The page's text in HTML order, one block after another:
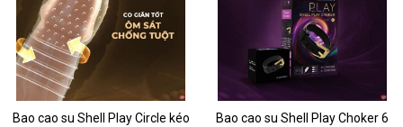
Bao cao su Shell Play Circle kéo
Bao cao su Shell Play Choker 6